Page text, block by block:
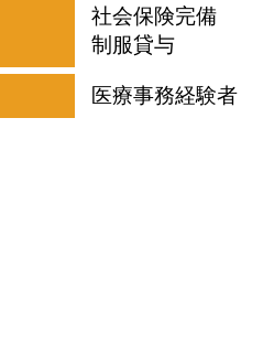
社会保険完備
制服貸与
医療事務経験者